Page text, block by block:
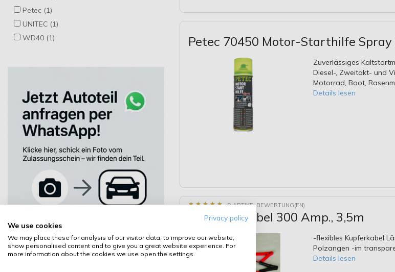
Petec 70450 Motor-Starthilfe Spray
Zuverlässiges
Diesel-, Zweitakt- und
Motorrad, Boot,
Details lesen
★ ★ ★ ★ ★
★ ★ ★ ★ ★ 9 ARTIKELBEWERTUNG(EN)
Starthilfekabel 300 Amp., 3,5m
-flexibles Kupferkabel
Polzangen -im
Details lesen
Petec (1)
UNITEC (1)
WD40 (1)
Privacy policy
We use cookies
We may place these for analysis of our visitor data, to improve our website,
show personalised content and to give you a great website experience. For
more information about the cookies we use open the settings.